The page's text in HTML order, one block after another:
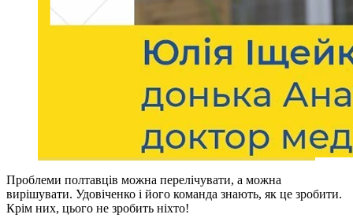
Проблеми полтавців можна перелічувати, а можна
вирішувати. Удовіченко і його команда знають, як це зробити.
Крім них, цього не зробить ніхто!